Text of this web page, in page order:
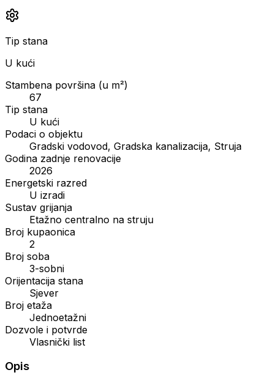
Tip stana
U kući
Stambena površina (u m²)
67
Tip stana
U kući
Podaci o objektu
Gradski vodovod, Gradska kanalizacija, Struja
Godina zadnje renovacije
2026
Energetski razred
U izradi
Sustav grijanja
Etažno centralno na struju
Broj kupaonica
2
Broj soba
3-sobni
Orijentacija stana
Sjever
Broj etaža
Jednoetažni
Dozvole i potvrde
Vlasnički list
Opis